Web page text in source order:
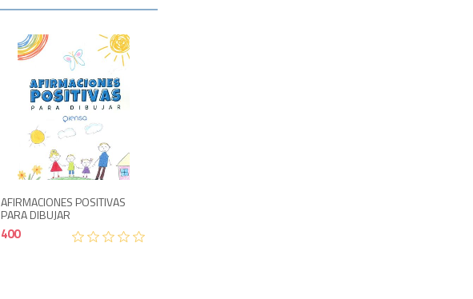
AFIRMACIONES POSITIVAS
PARA DIBUJAR
400
Agotado